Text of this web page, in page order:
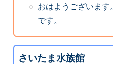
おはようございます
です。
さいたま水族館